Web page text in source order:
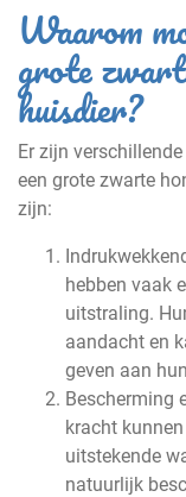
Waarom
grote
huisdier?
Er zijn
een grote zwarte
zijn:
hebben vaak
uitstraling.
aandacht en
geven aan
Bescherming
kracht
uitstekende
natuurlijk